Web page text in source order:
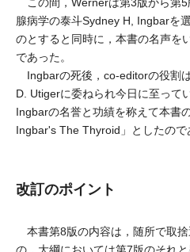
腺病学の泰斗Sydney H, Ingbarを
のとすると同時に，本書の名声を
であった。
Ingbarの死後，co-editorの役割
D. Utigerに委ねられ今日に至って
Ingbarの名誉と功績を称えて本書
Ingbar's The Thyroid」としたので
改訂のポイント
本書第8版の内容は，随所で取